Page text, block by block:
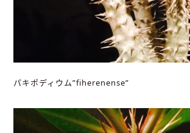
パキポディウム”fiherenense”